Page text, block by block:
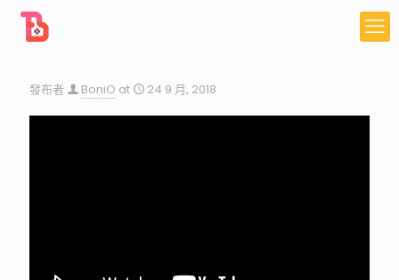
發布者 BoniO at 24 9 月, 2018